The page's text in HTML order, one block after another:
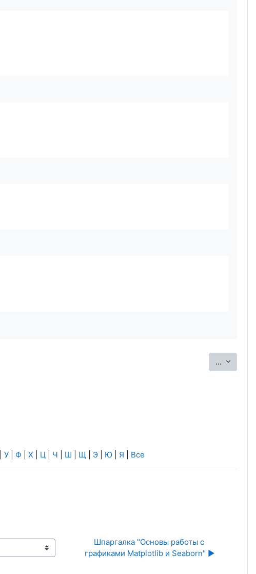
...
У| Ф Х Ц| Ч Ш Щ Э| Ю| Я Все
Шпаргалка "Основы работы с
графиками Matplotlib и Seaborn" ▶︎